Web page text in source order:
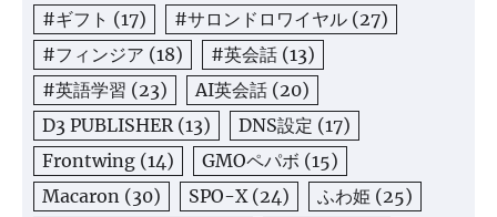
#ギフト (17) #サロンドロワイヤル (27)
#フィンジア (18) #英会話 (13)
#英語学習 (23) AI英会話 (20)
D3 PUBLISHER(13) DNS設定 (17)
Frontwing (14) GMOペパボ (15)
Macaron (30) SPO-X(24) ふわ姫 (25)